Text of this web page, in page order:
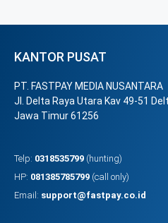
KANTOR PUSAT
PT. FASTPAY MEDIA NUSANTARA
Jl. Delta Raya Utara Kav 49-51
Jawa Timur 61256
Telp: 0318535799 (hunting)
HP: 081385785799 (call only)
Email: support@fastpay.co.id